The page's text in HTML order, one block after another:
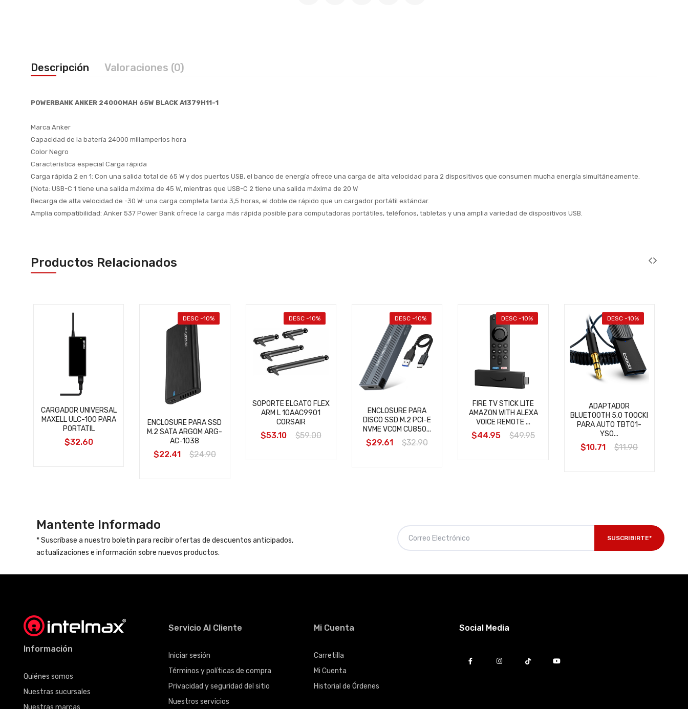
Descripción Valoraciones (0)
POWERBANK ANKER 24000MAH 65W BLACK A1379H11-1
Marca Anker
Capacidad de la batería 24000 miliamperios hora
Color Negro
Característica especial Carga rápida
Carga rápida 2 en 1: Con una salida total de 65 W y dos puertos USB, el banco de energía ofrece una carga de alta velocidad para 2 dispositivos que consumen mucha energía simultáneamente.
(Nota: USB-C 1 tiene una salida máxima de 45 W, mientras que USB-C 2 tiene una salida máxima de 20 W
Recarga de alta velocidad de -30 W: una carga completa tarda 3,5 horas, el doble de rápido que un cargador portátil estándar.
Amplia compatibilidad: Anker 537 Power Bank ofrece la carga más rápida posible para computadoras portátiles, teléfonos, tabletas y una amplia variedad de dispositivos USB.
Productos Relacionados
CARGADOR UNIVERSAL
MAXELL ULC-100 PARA
PORTATIL
$32.60
DESC -10%
ENCLOSURE PARA SSD
M.2 SATA ARGOM ARG-
AC-1038
$22.41 $24.90
DESC -10%
SOPORTE ELGATO FLEX
ARM L 10AAC9901
CORSAIR
$53.10 $59.00
DESC -10%
ENCLOSURE PARA
DISCO SSD M.2 PCI-E
NVME VCOM CU850...
$29.61 $32.90
DESC -10%
FIRE TV STICK LITE
AMAZON WITH ALEXA
VOICE REMOTE ...
$44.95 $49.95
DESC -10%
ADAPTADOR
BLUETOOTH 5.0 TOOCKI
PARA AUTO TBT01-
YS0...
$10.71 $11.90
Mantente Informado
* Suscríbase a nuestro boletín para recibir ofertas de descuentos anticipados,
actualizaciones e información sobre nuevos productos.
SUSCRIBIRTE*
Información
Quiénes somos
Nuestras sucursales
Nuestras marcas
Servicio Al Cliente
Iniciar sesión
Términos y políticas de compra
Privacidad y seguridad del sitio
Nuestros servicios
Mi Cuenta
Carretilla
Mi Cuenta
Historial de Órdenes
Social Media